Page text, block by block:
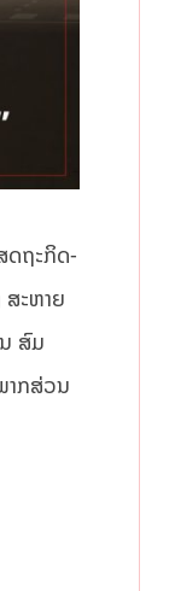
ດຖະກິດ-
ະຫາຍ
ສົມ
າກສ່ວນ